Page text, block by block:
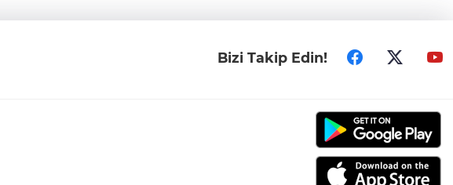
Bizi Takip Edin!